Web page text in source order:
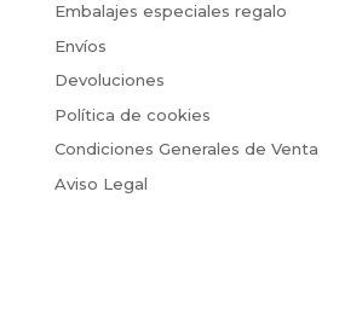
Embalajes especiales regalo
Envíos
Devoluciones
Política de cookies
Condiciones Generales de Venta
Aviso Legal